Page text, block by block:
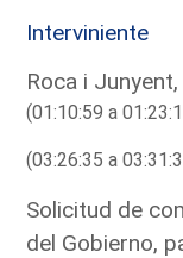
Interviniente
Roca i
(01:10:59 a
(03:26:35 a
Solicitud de
del Gobierno,